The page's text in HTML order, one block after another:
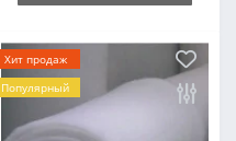
Хит продаж
Популярный